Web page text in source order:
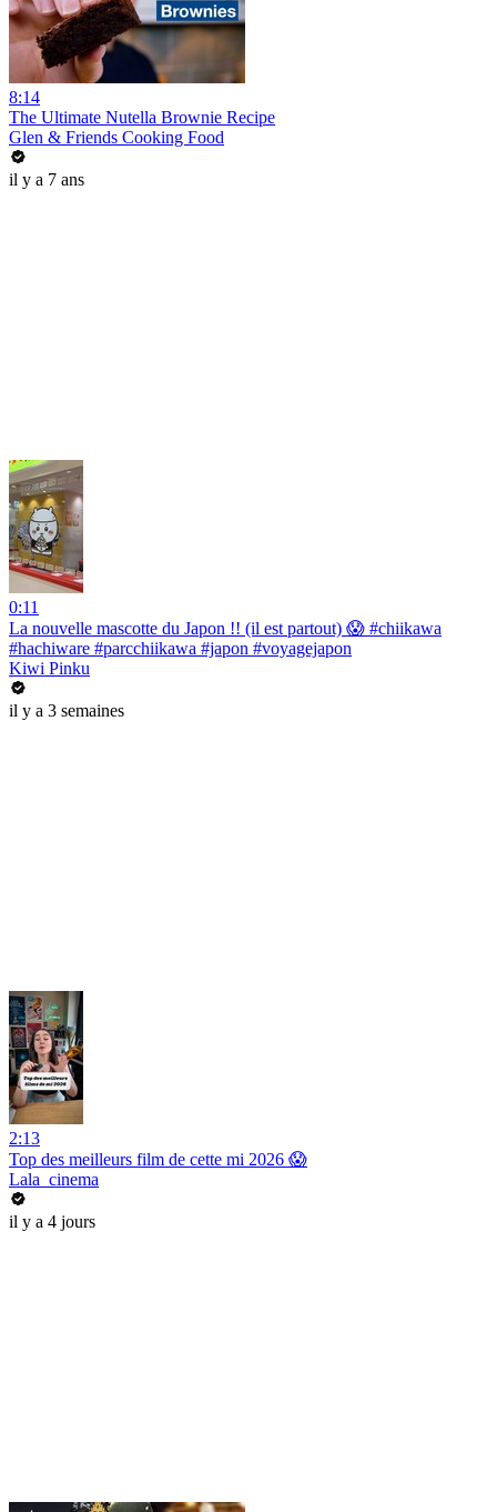
8:14
The Ultimate Nutella Brownie Recipe
Glen & Friends Cooking Food
il y a 7 ans
0:11
La nouvelle mascotte du Japon !! (il est partout) 😱 #chiikawa
#hachiware #parcchiikawa #japon #voyagejapon
Kiwi Pinku
il y a 3 semaines
2:13
Top des meilleurs film de cette mi 2026 😱
Lala_cinema
il y a 4 jours